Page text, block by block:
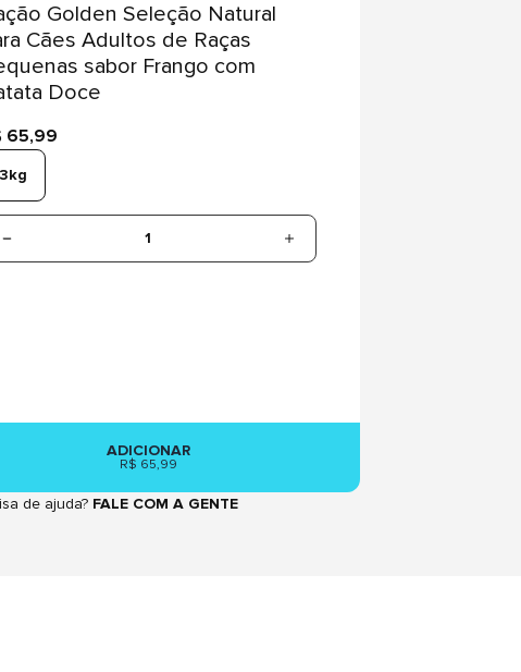
Golden Seleção Natural
Cães Adultos de Raças
sabor Frango com
Doce
65,99
3kg
1
ADICIONAR
R$ 65,99
de ajuda? FALE COM A GENTE